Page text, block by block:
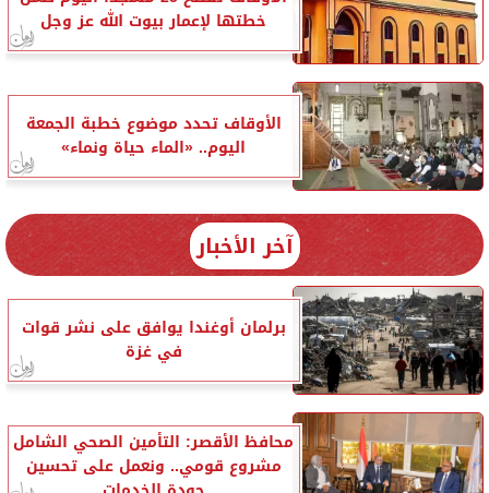
خطتها لإعمار بيوت الله عز وجل
الأوقاف تحدد موضوع خطبة الجمعة
اليوم.. «الماء حياة ونماء»
آخر الأخبار
برلمان أوغندا يوافق على نشر قوات
في غزة
محافظ الأقصر: التأمين الصحي الشامل
مشروع قومي.. ونعمل على تحسين